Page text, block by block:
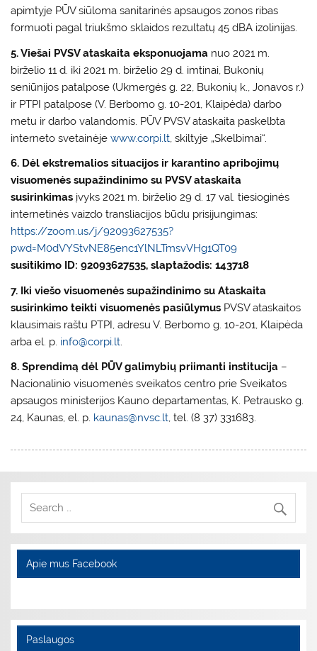
apimtyje PŪV siūloma sanitarinės apsaugos zonos ribas
formuoti pagal triukšmo sklaidos rezultatų 45 dBA izolinijas.
5. Viešai PVSV ataskaita eksponuojama nuo 2021 m.
birželio 11 d. iki 2021 m. birželio 29 d. imtinai, Bukonių
seniūnijos patalpose (Ukmergės g. 22, Bukonių k., Jonavos r.)
ir PTPI patalpose (V. Berbomo g. 10-201, Klaipėda) darbo
metu ir darbo valandomis. PŪV PVSV ataskaita paskelbta
interneto svetainėjewww.corpi.lt, skiltyje „Skelbimai“.
6. Dėl ekstremalios situacijos ir karantino apribojimų
visuomenės supažindinimo su PVSV ataskaita
susirinkimas įvyks 2021 m. birželio 29 d. 17 val. tiesioginės
internetinės vaizdo transliacijos būdu prisijungimas:
https://zoom.us/j/92093627535?
pwd=M0dVYStvNE85enc1YlNLTmsvVHg1QT09
susitikimo ID: 92093627535, slaptažodis: 143718
7. Iki viešo visuomenės supažindinimo su Ataskaita
susirinkimo teikti visuomenės pasiūlymus PVSV ataskaitos
klausimais raštu PTPI, adresu V. Berbomo g. 10-201, Klaipėda
arba el. p. info@corpi.lt
8. Sprendimą dėl PŪV galimybių priimanti institucija –
Nacionalinio visuomenės sveikatos centro prie Sveikatos
apsaugos ministerijos Kauno departamentas, K. Petrausko g.
24, Kaunas, el. p. kaunas@nvsc.lt, tel. (8 37) 331683.
Apie mus Facebook
Paslaugos